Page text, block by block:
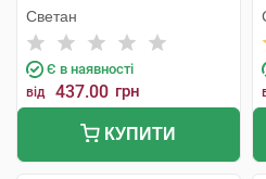
Светан
Є в наявності
від 437.00 грн
КУПИТИ